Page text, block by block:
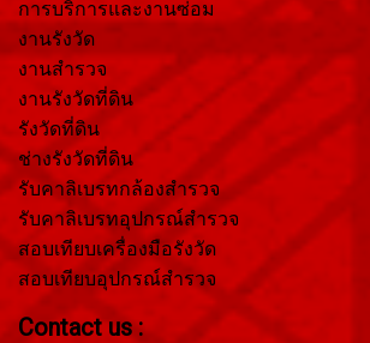
การบริการและงานซ่อม
งานรังวัด
งานสำรวจ
งานรังวัดที่ดิน
รังวัดที่ดิน
ช่างรังวัดที่ดิน
รับคาลิเบรทกล้องสำรวจ
รับคาลิเบรทอุปกรณ์สำรวจ
สอบเทียบเครื่องมือรังวัด
สอบเทียบอุปกรณ์สำรวจ
Contact us :